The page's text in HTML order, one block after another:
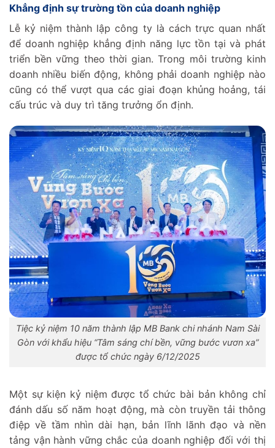
Khẳng định sự trường tồn của doanh nghiệp‌
Lễ kỷ niệm thành lập công ty là cách trực quan nhất
để doanh nghiệp khẳng định năng lực tồn tại và phát
triển bền vững theo thời gian. Trong môi trường kinh
doanh nhiều biến động, không phải doanh nghiệp nào
cũng có thể vượt qua các giai đoạn khủng hoảng, tái
cấu trúc và duy trì tăng trưởng ổn định.
Tiệc kỷ niệm 10 năm thành lập MB Bank chi nhánh Nam Sài
Gòn với khẩu hiệu “Tâm sáng chí bền, vững bước vươn xa”
được tổ chức ngày 6/12/2025
Một sự kiện kỷ niệm được tổ chức bài bản không chỉ
đánh dấu số năm hoạt động, mà còn truyền tải thông
điệp về tầm nhìn dài hạn, bản lĩnh lãnh đạo và nền
tảng vận hành vững chắc của doanh nghiệp đối với thị